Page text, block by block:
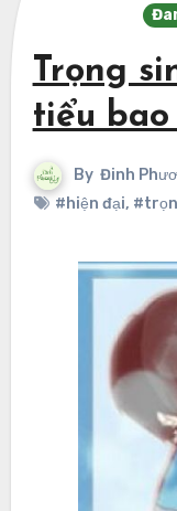
Trọng
tiểu
By Đinh
#hiện đại,